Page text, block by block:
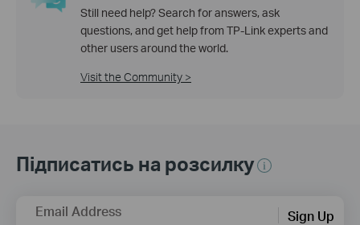
Still need help? Search for answers, ask
questions, and get help from TP-Link experts and
other users around the world.
Visit the Community >
Підписатись на розсилку
Email Address Sign Up